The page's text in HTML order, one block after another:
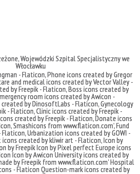
Wojewódzki Szpital Specjalistyczny we
Włocławku
- Flaticon,Phone icons created by Gregor
and medical icons created by Vector Valley -
by Freepik - Flaticon,Boss icons created by
room icons created by Awicon -
by DinosoftLabs - Flaticon,Gynecology
- Flaticon,Clinic icons created by Freepik -
created by Freepik - Flaticon,Donate icons
,Smashicons from www.flaticon.com',Fund
Flaticon,Urbanization icons created by GOWI -
created by kliwir art - Flaticon,Icon by
by FreepikIcon by Pixel perfectEurope icons
Icon by Awicon University icons created by
byFreepik from www.flaticon.com'Hospital
- Flaticon Question-mark icons created by